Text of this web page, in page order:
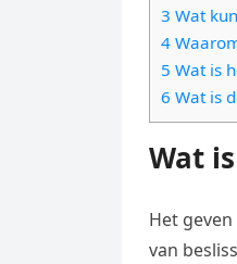
3 Wat
4
5 Wat is
6 Wat is
Wat
Het
van